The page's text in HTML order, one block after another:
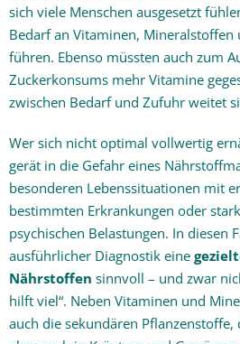
sich viele Menschen ausgesetzt
Bedarf an Vitaminen,
führen. Ebenso müssten auch zum
Zuckerkonsums mehr Vitamine
zwischen Bedarf und Zufuhr weitet
Wer sich nicht optimal vollwertig
gerät in die Gefahr eines
besonderen Lebenssituationen mit
bestimmten Erkrankungen oder
psychischen Belastungen. In diesen
ausführlicher Diagnostik eine
Nährstoffen sinnvoll – und zwar
hilft viel“. Neben Vitaminen und
auch die sekundären